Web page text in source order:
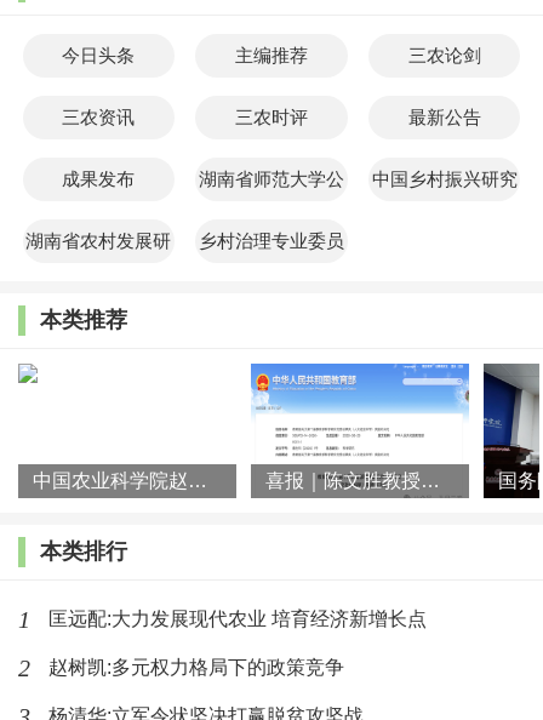
今日头条 主编推荐 三农论剑
三农资讯 三农时评 最新公告
成果发布 湖南省师范大学公 中国乡村振兴研究
湖南省农村发展研
乡村治理专业委员
本类推荐
中国农业科学院赵阳先生一行到访湖南师大乡研院 喜报｜陈文胜教授团队荣获第十届教育部科学研究优秀成果奖（人文
本类排行
1 匡远配:大力发展现代农业 培育经济新增长点
2 赵树凯:多元权力格局下的政策竞争
杨清华:立军令状坚决打赢脱贫攻坚战